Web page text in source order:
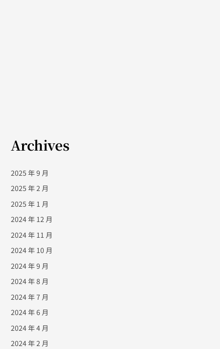
Archives
2025 年 9 月
2025 年 2 月
2025 年 1 月
2024 年 12 月
2024 年 11 月
2024 年 10 月
2024 年 9 月
2024 年 8 月
2024 年 7 月
2024 年 6 月
2024 年 4 月
2024 年 2 月